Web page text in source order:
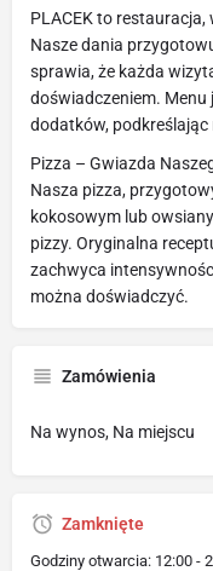
PLACEK to restauracja,
Nasze dania
sprawia, że każda
doświadczeniem. Menu
dodatków, podkreślając
Pizza – Gwiazda
Nasza pizza,
kokosowym lub
pizzy. Oryginalna
zachwyca
można doświadczyć.
Zamówienia
Na wynos, Na miejscu
Zamknięte
Godziny otwarcia: 12:00 -